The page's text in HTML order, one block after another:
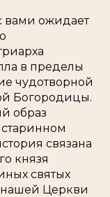
вами ожидает
в пределы
чудотворной
Богородицы.
образ
связана
князя
святых
Церкви